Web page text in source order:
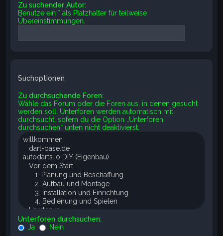
Zu suchender Autor:
Benutze ein * als Platzhalter für teilweise
Übereinstimmungen.
Suchoptionen
Zu durchsuchende Foren:
Wähle das Forum oder die Foren aus, in denen gesucht
werden soll. Unterforen werden automatisch mit
durchsucht, sofern du die Option „Unterforen
durchsuchen“ unten nicht deaktivierst.
Unterforen durchsuchen:
Ja
Nein